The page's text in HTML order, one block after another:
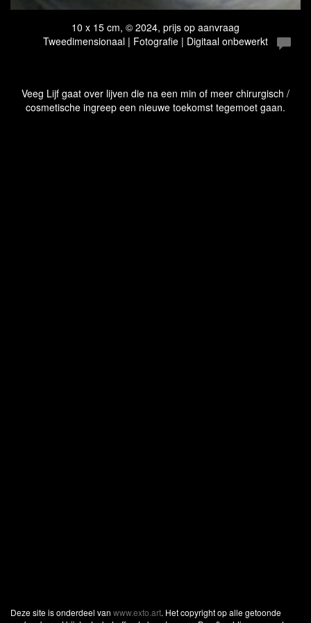
10 x 15 cm, © 2024, prijs op aanvraag
Tweedimensionaal | Fotografie | Digitaal onbewerkt
Veeg Lijf gaat over lijven die na een min of meer chirurgisch /
cosmetische ingreep een nieuwe toekomst tegemoet gaan.
Deze site is onderdeel van www.exto.art. Het copyright op alle getoonde